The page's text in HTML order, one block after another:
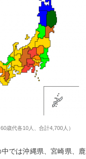
歳代各10人、合計4,700人）
では沖縄県、宮崎県、鹿